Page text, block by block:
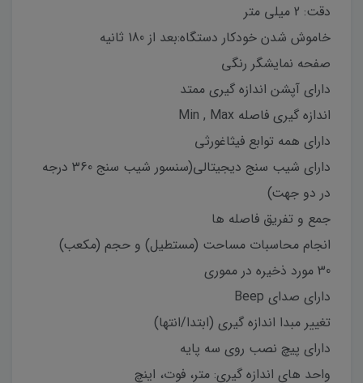
دقت: 2 میلی متر
خاموش شدن خودکار دستگاه:بعد از 180 ثانیه
صفحه نمایشگر رنگی
دارای آپشن اندازه گیری ممتد
اندازه گیری فاصله Min , Max
دارای همه توابع فیثاغورثی
دارای شیب سنج دیجیتالی(سنسور شیب سنج 360 درجه
در دو جهت)
جمع و تفریق فاصله ها
انجام محاسبات مساحت (مستطیل) و حجم (مکعب)
30 مورد ذخیره در مموری
دارای صدای Beep
تغییر مبدا اندازه گیری (ابتدا/انتها)
دارای پیچ نصب روی سه پایه
واحد های اندازه گیری: متر، فوت، اینچ